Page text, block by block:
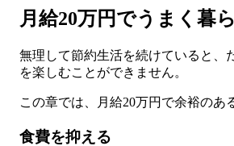
月給20万円でうまく暮
無理して節約生活を続けていると、
を楽しむことができません。
この章では、月給20万円で余裕のあ
食費を抑える